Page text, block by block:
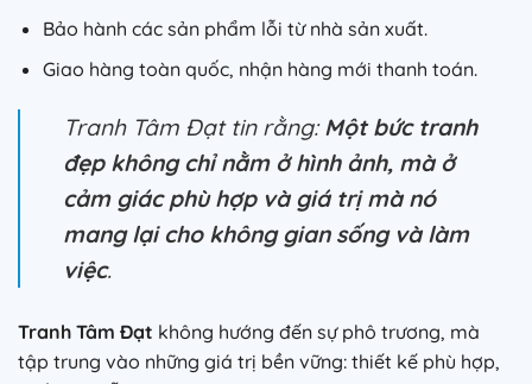
Bảo hành các sản phẩm lỗi từ nhà sản xuất.
Giao hàng toàn quốc, nhận hàng mới thanh toán.
Tranh Tâm Đạt tin rằng:Một bức tranh
đẹp không chỉ nằm ở hình ảnh, mà ở
cảm giác phù hợp và giá trị mà nó
mang lại cho không gian sống và làm
việc.
Tranh Tâm Đạt không hướng đến sự phô trương, mà
tập trung vào những giá trị bền vững: thiết kế phù hợp,